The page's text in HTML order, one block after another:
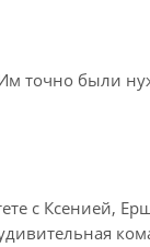
точно были
с Ксенией,